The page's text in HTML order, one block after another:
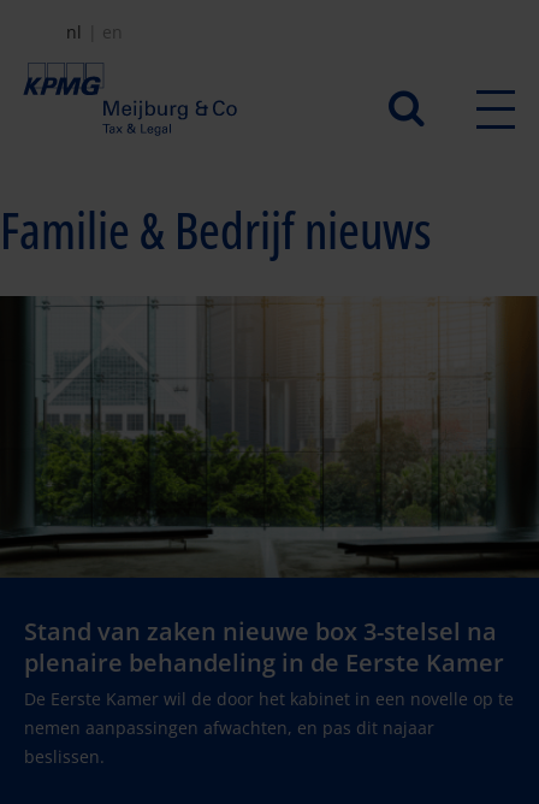
naar
Secundair
nl en
Familie & Bedrijf nieuws
Stand van zaken nieuwe box 3-stelsel na
plenaire behandeling in de Eerste Kamer
De Eerste Kamer wil de door het kabinet in een novelle op te
nemen aanpassingen afwachten, en pas dit najaar
beslissen.